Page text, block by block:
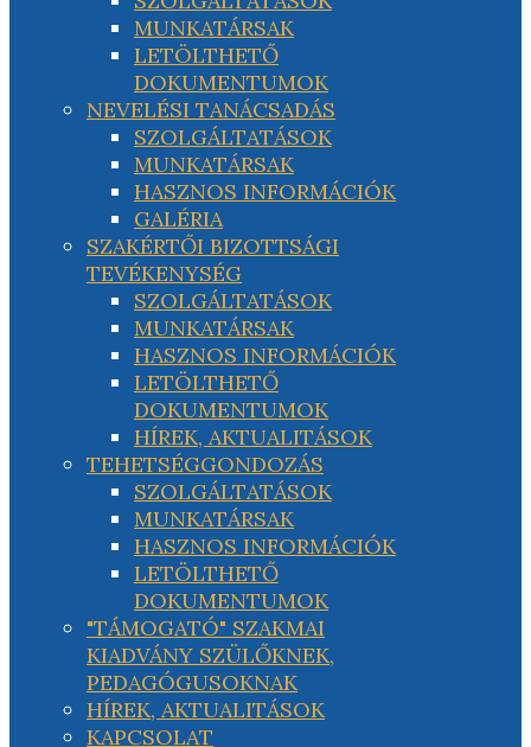
MUNKATÁRSAK
LETÖLTHETŐ
DOKUMENTUMOK
NEVELÉSI TANÁCSADÁS
SZOLGÁLTATÁSOK
MUNKATÁRSAK
HASZNOS INFORMÁCIÓK
GALÉRIA
SZAKÉRTŐI BIZOTTSÁGI
TEVÉKENYSÉG
SZOLGÁLTATÁSOK
MUNKATÁRSAK
HASZNOS INFORMÁCIÓK
LETÖLTHETŐ
DOKUMENTUMOK
HÍREK, AKTUALITÁSOK
TEHETSÉGGONDOZÁS
SZOLGÁLTATÁSOK
MUNKATÁRSAK
HASZNOS INFORMÁCIÓK
LETÖLTHETŐ
DOKUMENTUMOK
"TÁMOGATÓ" SZAKMAI
KIADVÁNY SZÜLŐKNEK,
PEDAGÓGUSOKNAK
HÍREK, AKTUALITÁSOK
KAPCSOLAT